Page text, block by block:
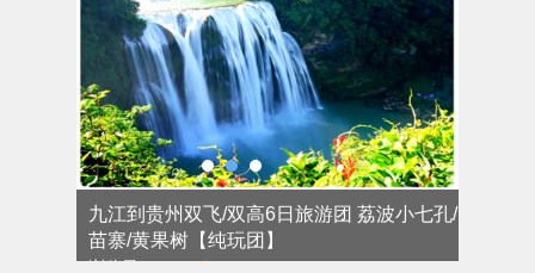
九江到贵州双飞/双高6日旅游团 荔波小七孔/
苗寨/黄果树【纯玩团】
浏览量：1282 次